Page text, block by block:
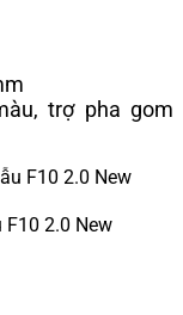
trợ pha gom
2.0 New